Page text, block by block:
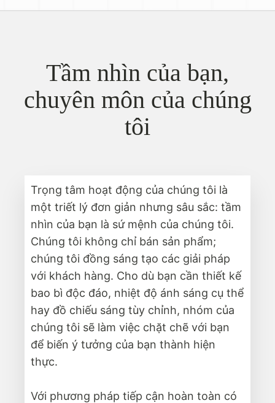
Tầm nhìn của bạn,
chuyên môn của chúng
tôi
Trọng tâm hoạt động của chúng tôi là
một triết lý đơn giản nhưng sâu sắc: tầm
nhìn của bạn là sứ mệnh của chúng tôi.
Chúng tôi không chỉ bán sản phẩm;
chúng tôi đồng sáng tạo các giải pháp
với khách hàng. Cho dù bạn cần thiết kế
bao bì độc đáo, nhiệt độ ánh sáng cụ thể
hay đồ chiếu sáng tùy chỉnh, nhóm của
chúng tôi sẽ làm việc chặt chẽ với bạn
để biến ý tưởng của bạn thành hiện
thực.
Với phương pháp tiếp cận hoàn toàn có